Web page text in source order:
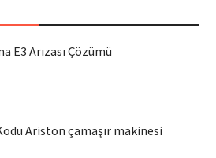
E3 Arızası Çözümü
Ariston çamaşır makinesi